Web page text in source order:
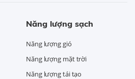
Năng lượng sạch
Năng lượng gió
Năng lượng mặt trời
Năng lượng tái tạo